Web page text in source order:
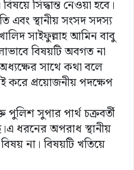
সিদ্ধান্ত নেওয়া হবে।
এবং স্থানীয় সংসদ সদস্য
সাইফুল্লাহ আমিন বাবু
বিষয়টি অবগত না
সাথে কথা বলে
করে প্রয়োজনীয় পদক্ষেপ
পুলিশ সুপার পার্থ চক্রবর্তী
ধরনের অপরাধ স্থানীয়
না। বিষয়টি খতিয়ে